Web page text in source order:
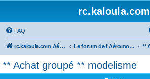
rc.kaloula.com
FAQ
rc.kaloula.com Aéromodélisme Le forum de l'Aéromodélisme
** Achat groupé ** modelisme